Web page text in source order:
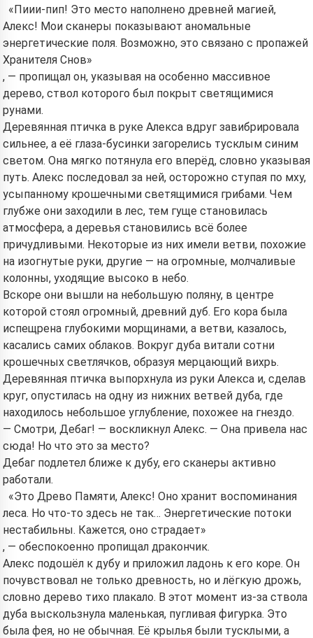
«Пиии-пип! Это место наполнено древней магией,
Алекс! Мои сканеры показывают аномальные
энергетические поля. Возможно, это связано с пропажей
Хранителя Снов»
, — пропищал он, указывая на особенно массивное
дерево, ствол которого был покрыт светящимися
рунами.
Деревянная птичка в руке Алекса вдруг завибрировала
сильнее, а её глаза-бусинки загорелись тусклым синим
светом. Она мягко потянула его вперёд, словно указывая
путь. Алекс последовал за ней, осторожно ступая по мху,
усыпанному крошечными светящимися грибами. Чем
глубже они заходили в лес, тем гуще становилась
атмосфера, а деревья становились всё более
причудливыми. Некоторые из них имели ветви, похожие
на изогнутые руки, другие — на огромные, молчаливые
колонны, уходящие высоко в небо.
Вскоре они вышли на небольшую поляну, в центре
которой стоял огромный, древний дуб. Его кора была
испещрена глубокими морщинами, а ветви, казалось,
касались самих облаков. Вокруг дуба витали сотни
крошечных светлячков, образуя мерцающий вихрь.
Деревянная птичка выпорхнула из руки Алекса и, сделав
круг, опустилась на одну из нижних ветвей дуба, где
находилось небольшое углубление, похожее на гнездо.
— Смотри, Дебаг! — воскликнул Алекс. — Она привела нас
сюда! Но что это за место?
Дебаг подлетел ближе к дубу, его сканеры активно
работали.
«Это Древо Памяти, Алекс! Оно хранит воспоминания
леса. Но что-то здесь не так… Энергетические потоки
нестабильны. Кажется, оно страдает»
, — обеспокоенно пропищал дракончик.
Алекс подошёл к дубу и приложил ладонь к его коре. Он
почувствовал не только древность, но и лёгкую дрожь,
словно дерево тихо плакало. В этот момент из-за ствола
дуба выскользнула маленькая, пугливая фигурка. Это
была фея, но не обычная. Её крылья были тусклыми, а